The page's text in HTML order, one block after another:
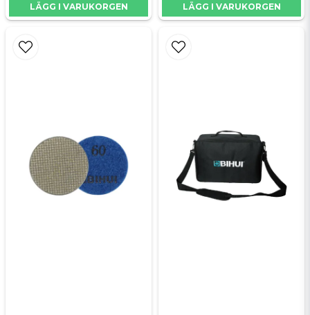
LÄGG I VARUKORGEN LÄGG I VARUKORGEN